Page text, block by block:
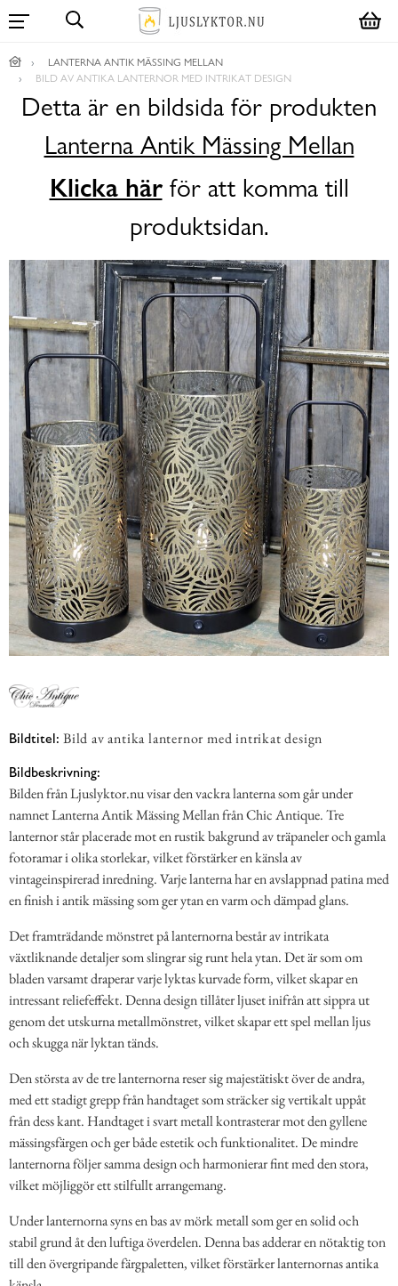
LANTERNA ANTIK MÄSSING MELLAN
BILD AV ANTIKA LANTERNOR MED INTRIKAT DESIGN
Detta är en bildsida för produkten
Lanterna Antik Mässing Mellan
Klicka härför att komma till
produktsidan.
Bildtitel: Bild av antika lanternor med intrikat design
Bildbeskrivning:
Bilden från Ljuslyktor.nu visar den vackra lanterna som går under
namnet Lanterna Antik Mässing Mellan från Chic Antique. Tre
lanternor står placerade mot en rustik bakgrund av träpaneler och gamla
fotoramar i olika storlekar, vilket förstärker en känsla av
vintageinspirerad inredning. Varje lanterna har en avslappnad patina med
en finish i antik mässing som ger ytan en varm och dämpad glans.
Det framträdande mönstret på lanternorna består av intrikata
växtliknande detaljer som slingrar sig runt hela ytan. Det är som om
bladen varsamt draperar varje lyktas kurvade form, vilket skapar en
intressant reliefeffekt. Denna design tillåter ljuset inifrån att sippra ut
genom det utskurna metallmönstret, vilket skapar ett spel mellan ljus
och skugga när lyktan tänds.
Den största av de tre lanternorna reser sig majestätiskt över de andra,
med ett stadigt grepp från handtaget som sträcker sig vertikalt uppåt
från dess kant. Handtaget i svart metall kontrasterar mot den gyllene
mässingsfärgen och ger både estetik och funktionalitet. De mindre
lanternorna följer samma design och harmonierar fint med den stora,
vilket möjliggör ett stilfullt arrangemang.
Under lanternorna syns en bas av mörk metall som ger en solid och
stabil grund åt den luftiga överdelen. Denna bas adderar en nötaktig ton
till den övergripande färgpaletten, vilket förstärker lanternornas antika